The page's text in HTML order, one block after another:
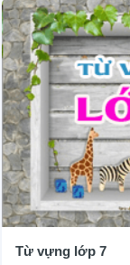
Từ vựng lớp 7